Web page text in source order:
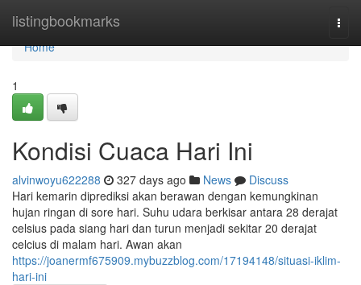
listingbookmarks
Home
Home
1
Kondisi Cuaca Hari Ini
alvinwoyu622288 327 days ago News
Discuss
Hari kemarin diprediksi akan berawan dengan kemungkinan
hujan ringan di sore hari. Suhu udara berkisar antara 28 derajat
celsius pada siang hari dan turun menjadi sekitar 20 derajat
celcius di malam hari. Awan akan
https://joanermf675909.mybuzzblog.com/17194148/situasi-iklim-
hari-ini